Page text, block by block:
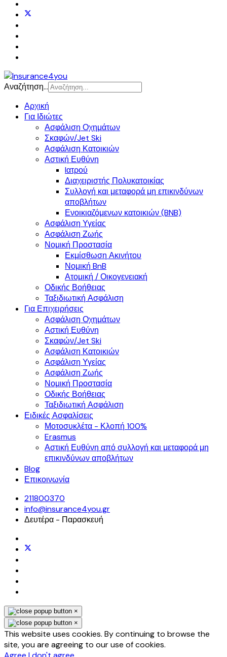
Αναζήτηση...
Αρχική
Για Ιδιώτες
Ασφάλιση Οχημάτων
Σκαφών/Jet Ski
Ασφάλιση Κατοικιών
Αστική Ευθύνη
Iατρού
Διαχειριστής Πολυκατοικίας
Συλλογή και μεταφορά μη επικινδύνων
αποβλήτων
Ενοικιαζόμενων κατοικιών (BNB)
Ασφάλιση Υγείας
Ασφάλιση Ζωής
Νομική Προστασία
Εκμίσθωση Ακινήτου
Νομική BnB
Ατομική / Οικογενειακή
Οδικής Βοήθειας
Ταξιδιωτική Ασφάλιση
Για Επιχειρήσεις
Ασφάλιση Οχημάτων
Αστική Ευθύνη
Σκαφών/Jet Ski
Ασφάλιση Κατοικιών
Ασφάλιση Υγείας
Ασφάλιση Ζωής
Νομική Προστασία
Οδικής Βοήθειας
Ταξιδιωτική Ασφάλιση
Ειδικές Ασφαλίσεις
Μοτοσυκλέτα - Κλοπή 100%
Erasmus
Αστική Ευθύνη από συλλογή και μεταφορά μη
επικινδύνων αποβλήτων
Blog
Επικοινωνία
211800370
info@insurance4you.gr
Δευτέρα - Παρασκευή
×
×
This website uses cookies. By continuing to browse the
site, you are agreeing to our use of cookies.